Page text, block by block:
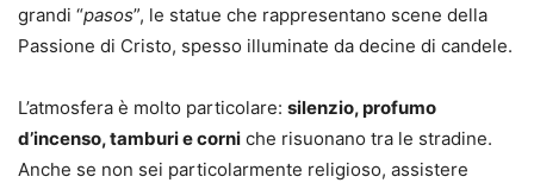
grandi “pasos”, le statue che rappresentano scene della
Passione di Cristo, spesso illuminate da decine di candele.
L’atmosfera è molto particolare: silenzio, profumo
d’incenso, tamburi e corni che risuonano tra le stradine.
Anche se non sei particolarmente religioso, assistere